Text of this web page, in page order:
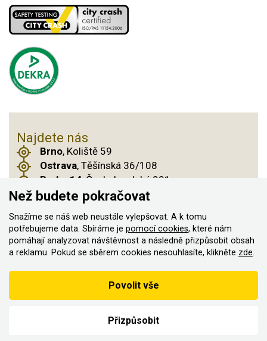
Najdete nás
Brno, Koliště 59
Ostrava, Těšínská 36/108
Praha 14, Českobrodská 901
© 2011–2026 ASN Hakr Brno. Všechna práva
vyhrazena
Vytvořilo
Podle zákona o evidenci tržeb je prodávající povinen vystavit
line; v případě technického výpadku pak nejpozději do 48 hodin.
Než budete pokračovat
Snažíme se náš web neustále vylepšovat. A k tomu
potřebujeme data. Sbíráme je pomocí cookies, které nám
pomáhají analyzovat návštěvnost a následně přizpůsobit obsah
a reklamu. Pokud se sběrem cookies nesouhlasíte, klikněte zde.
Přizpůsobit
Povolit vše